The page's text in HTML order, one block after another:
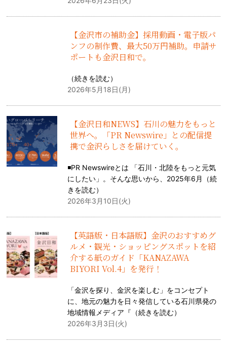
【金沢市の補助金】採用動画・電子版パ
ンフの制作費、最大50万円補助。申請サ
ポートも金沢日和で。
（続きを読む）
2026年5月18日(月)
【金沢日和NEWS】石川の魅力をもっと
世界へ。「PR Newswire」との配信提
携で金沢らしさを届けていく。
◾️PR Newswireとは 「石川・北陸をもっと元気
にしたい」。そんな思いから、2025年6月（続
きを読む）
2026年3月10日(火)
【英語版・日本語版】金沢のおすすめグ
ルメ・観光・ショッピングスポットを紹
介する紙のガイド「KANAZAWA
BIYORI Vol.4」を発行！
「金沢を探り、金沢を楽しむ」をコンセプト
に、地元の魅力を日々発信している石川県発の
地域情報メディア『（続きを読む）
2026年3月3日(火)